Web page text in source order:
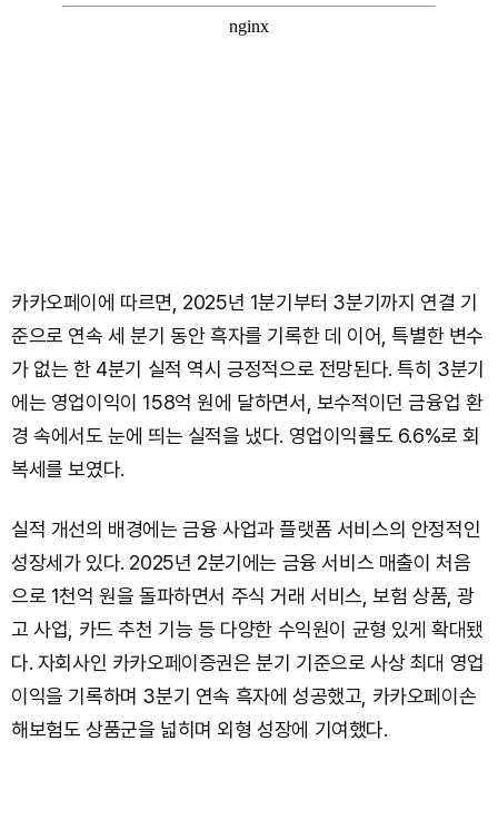
카카오페이에 따르면, 2025년 1분기부터 3분기까지 연결 기
준으로 연속 세 분기 동안 흑자를 기록한 데 이어, 특별한 변수
가 없는 한 4분기 실적 역시 긍정적으로 전망된다. 특히 3분기
에는 영업이익이 158억 원에 달하면서, 보수적이던 금융업 환
경 속에서도 눈에 띄는 실적을 냈다. 영업이익률도 6.6%로 회
복세를 보였다.
실적 개선의 배경에는 금융 사업과 플랫폼 서비스의 안정적인
성장세가 있다. 2025년 2분기에는 금융 서비스 매출이 처음
으로 1천억 원을 돌파하면서 주식 거래 서비스, 보험 상품, 광
고 사업, 카드 추천 기능 등 다양한 수익원이 균형 있게 확대됐
다. 자회사인 카카오페이증권은 분기 기준으로 사상 최대 영업
이익을 기록하며 3분기 연속 흑자에 성공했고, 카카오페이손
해보험도 상품군을 넓히며 외형 성장에 기여했다.